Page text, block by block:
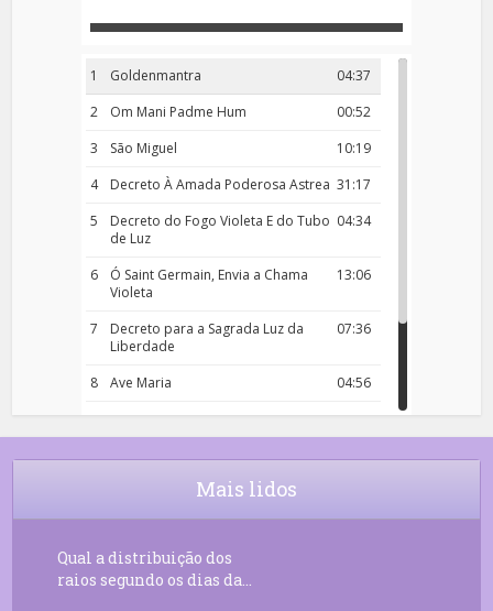
1 04:37
Goldenmantra
2
00:52
Om Mani Padme Hum
3
10:19
São Miguel
4
31:17
Decreto À Amada Poderosa Astrea
5
04:34
Decreto do Fogo Violeta E do Tubo
de Luz
6
13:06
Ó Saint Germain, Envia a Chama
Violeta
7
07:36
Decreto para a Sagrada Luz da
Liberdade
8
04:56
Ave Maria
9
18:00
Rosário da Criança
10
04:43
Decreto 50.03 – Diante da Vossa
Mais lidos
Qual a distribuição dos
raios segundo os dias da...